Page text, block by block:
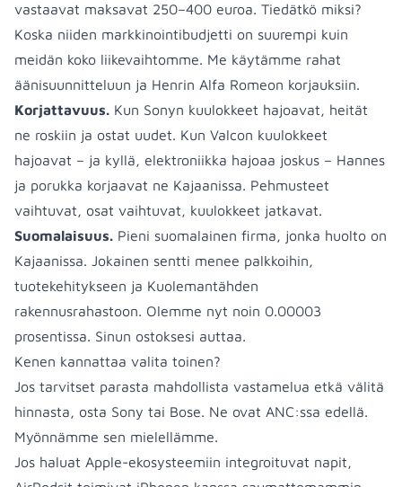
vastaavat maksavat 250–400 euroa. Tiedätkö miksi?
Koska niiden markkinointibudjetti on suurempi kuin
meidän koko liikevaihtomme. Me käytämme rahat
äänisuunnitteluun ja Henrin Alfa Romeon korjauksiin.
Korjattavuus. Kun Sonyn kuulokkeet hajoavat, heität
ne roskiin ja ostat uudet. Kun Valcon kuulokkeet
hajoavat – ja kyllä, elektroniikka hajoaa joskus – Hannes
ja porukka korjaavat ne Kajaanissa. Pehmusteet
vaihtuvat, osat vaihtuvat, kuulokkeet jatkavat.
Suomalaisuus. Pieni suomalainen firma, jonka huolto on
Kajaanissa. Jokainen sentti menee palkkoihin,
tuotekehitykseen ja Kuolemantähden
rakennusrahastoon. Olemme nyt noin 0.00003
prosentissa. Sinun ostoksesi auttaa.
Kenen kannattaa valita toinen?
Jos tarvitset parasta mahdollista vastamelua etkä välitä
hinnasta, osta Sony tai Bose. Ne ovat ANC:ssa edellä.
Myönnämme sen mielellämme.
Jos haluat Apple-ekosysteemiin integroituvat napit,